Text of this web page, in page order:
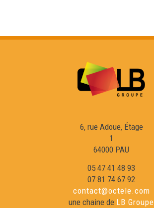
Eras luengas de Gotland - 4 minutas
6, rue Adoue, Étage
1
64000 PAU
05 47 41 48 93
07 81 74 67 92
contact@octele.com
une chaine de LB Groupe